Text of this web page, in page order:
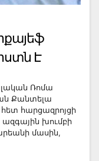
Է
Ռոմա
Քանտելա
հարցազրոյցի
խումբի
մասին,